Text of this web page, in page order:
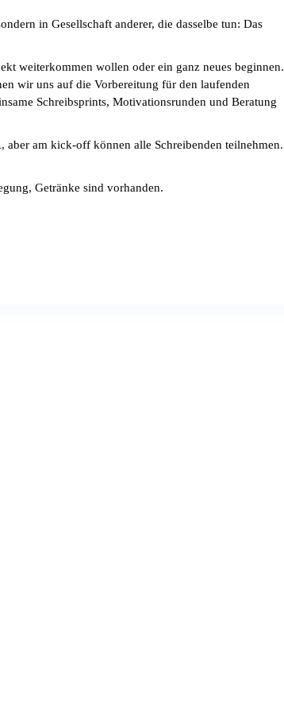
in Gesellschaft anderer, die dasselbe tun: Das
weiterkommen wollen oder ein ganz neues beginnen.
wir uns auf die Vorbereitung für den laufenden
Schreibsprints, Motivationsrunden und Beratung
am kick-off können alle Schreibenden teilnehmen.
Getränke sind vorhanden.